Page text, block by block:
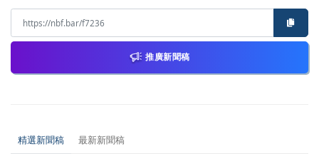
推廣新聞稿
精選新聞稿 最新新聞稿